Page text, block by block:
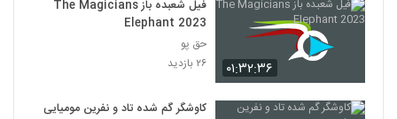
۰۱:۳۲:۳۶
فیل شعبده باز The Magicians
Elephant 2023
حق پو
۲۶ بازدید
کاوشگر گم شده تاد و نفرین مومیایی